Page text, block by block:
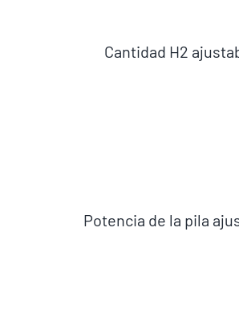
Cantidad H2
Potencia de la pila